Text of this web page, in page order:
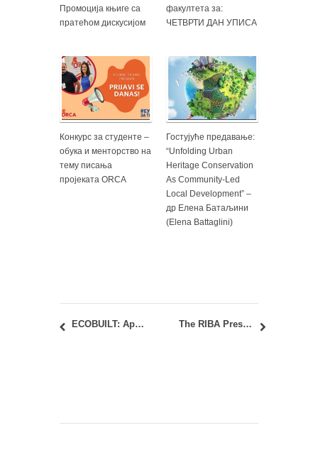
Промоција књиге са
пратећом дискусијом
факултета за:
ЧЕТВРТИ ДАН УПИСА
Конкурс за студенте –
обука и менторство на
тему писања
пројеката ORCA
Гостујуће предавање:
“Unfolding Urban
Heritage Conservation
As Community-Led
Local Development” –
др Елена Батаљини
(Elenа Battaglini)
ECOBUILT: Архитектонски факултет учесник међународног пројекта у оквиру ЕРАСМУС+ програма ЕМДМ The RIBA President’s Medals Student Awards 2021 – приказ награђених радова